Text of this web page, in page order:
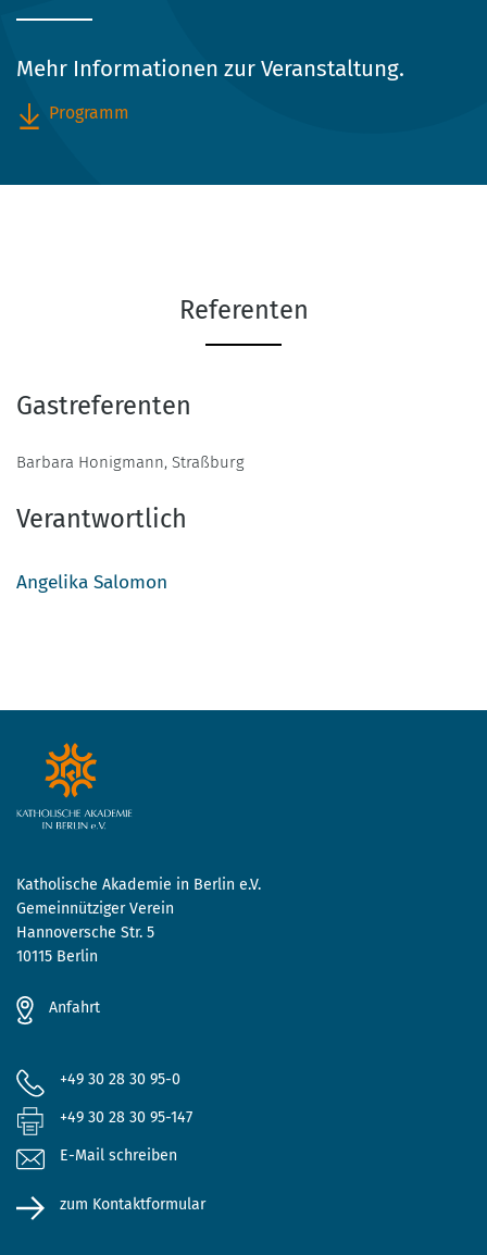
Mehr Informationen zur Veranstaltung.
Programm
Referenten
Gastreferenten
Barbara Honigmann, Straßburg
Verantwortlich
Angelika Salomon
Katholische Akademie in Berlin e.V.
Gemeinnütziger Verein
Hannoversche Str. 5
10115 Berlin
Anfahrt
+49 30 28 30 95-0
+49 30 28 30 95-147
E-Mail schreiben
zum Kontaktformular